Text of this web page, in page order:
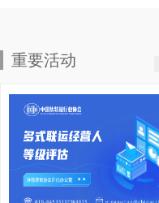
重要活动